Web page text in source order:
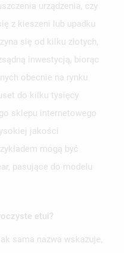
urządzenia, czy
z kieszeni lub upadku
się od kilku złotych,
inwestycją, biorąc
obecnie na rynku
do kilku tysięcy
sklepu internetowego
jakości
mogą być
pasujące do modelu
etui?
sama nazwa wskazuje,